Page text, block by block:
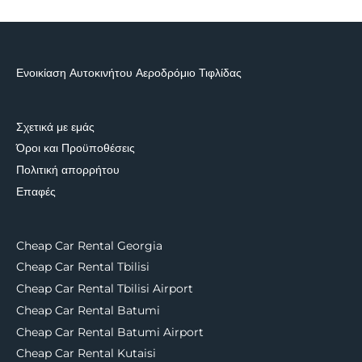
Ενοικίαση Αυτοκινήτου Αεροδρόμιο Τιφλίδας
Σχετικά με εμάς
Όροι και Προϋποθέσεις
Πολιτική απορρήτου
Επαφές
Cheap Car Rental Georgia
Cheap Car Rental Tbilisi
Cheap Car Rental Tbilisi Airport
Cheap Car Rental Batumi
Cheap Car Rental Batumi Airport
Cheap Car Rental Kutaisi